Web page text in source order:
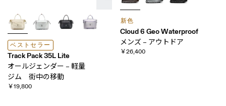
ベストセラー
Track Pack 35L Lite
オールジェンダー – 軽量
ジム 街中の​移動
￥19,800
新色
Cloud 6 Geo Waterproof
メンズ – アウトドア
￥26,400